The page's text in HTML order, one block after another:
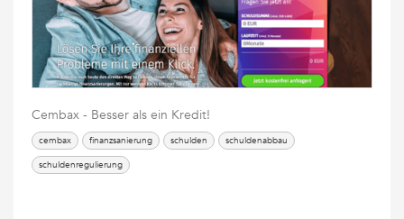
Cembax - Besser als ein Kredit!
cembax finanzsanierung schulden
schuldenabbau
schuldenregulierung